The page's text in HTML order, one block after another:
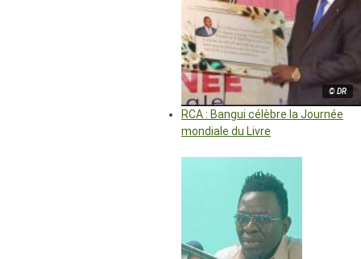
© DR
RCA : Bangui célèbre la Journée
mondiale du Livre